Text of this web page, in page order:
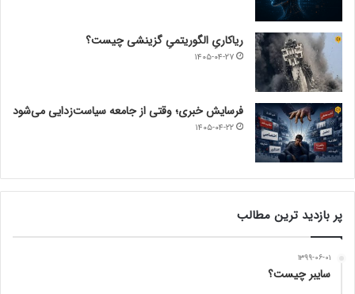
ریاکاریِ الگوریتمیِ گزینشی چیست؟
۱۴۰۵-۰۴-۲۷
فرسایش خبری؛ وقتی از جامعه سیاست‌زدایی می‌شود
۱۴۰۵-۰۴-۲۲
پر بازدید ترین مطالب
۱۳۹۹-۰۶-۰۱
سایبر چیست؟